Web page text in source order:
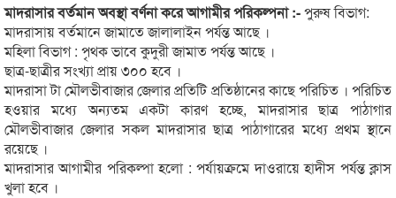
মাদরাসার বর্তমান অবস্থা বর্ণনা করে আগামীর পরিকল্পনা :-পুরুষ বিভাগ:
মাদরাসায় বর্তমানে জামাতে জালালাইন পর্যন্ত আছে ।
মহিলা বিভাগ : পৃথক ভাবে কুদুরী জামাত পর্যন্ত আছে ।
ছাত্র-ছাত্রীর সংখ্যা প্রায় ৩০০ হবে ।
মাদরাসা টা মৌলভীবাজার জেলার প্রতিটি প্রতিষ্ঠানের কাছে পরিচিত । পরিচিত
হওয়ার মধ্যে অন্যতম একটা কারণ হচ্ছে, মাদরাসার ছাত্র পাঠাগার
মৌলভীবাজার জেলার সকল মাদরাসার ছাত্র পাঠাগারের মধ্যে প্রথম স্থানে
রয়েছে ।
মাদরাসার আগামীর পরিকল্পা হলো : পর্যায়ক্রমে দাওরায়ে হাদীস পর্যন্ত ক্লাস
খুলা হবে ।